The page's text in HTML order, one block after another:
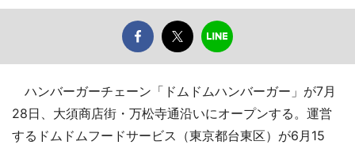
ハンバーガーチェーン「ドムドムハンバーガー」が7月
28日、大須商店街・万松寺通沿いにオープンする。運営
するドムドムフードサービス（東京都台東区）が6月15